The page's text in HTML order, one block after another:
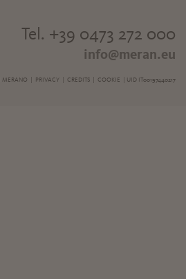
Tel. +39 0473 272 000
info@meran.eu
MERANO | PRIVACY| CREDITS| COOKIE | UID IT00197440217